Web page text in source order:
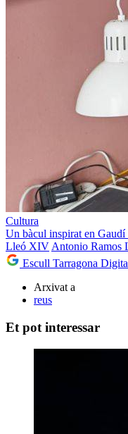
Cultura
Un bàcul inspirat en Gaudí
Lleó XIV Antonio Ramos
Escull Tarragona
Arxivat a
reus
Et pot interessar